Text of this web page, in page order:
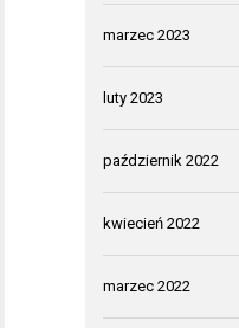
marzec 2023
luty 2023
październik 2022
kwiecień 2022
marzec 2022